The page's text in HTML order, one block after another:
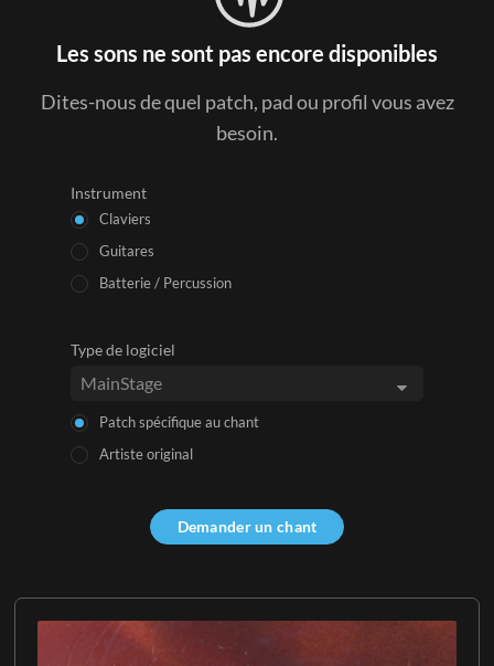
Les sons ne sont pas encore disponibles
Dites-nous de quel patch, pad ou profil vous avez
besoin.
Instrument
Claviers
Guitares
Batterie / Percussion
Type de logiciel
Patch spécifique au chant
Artiste original
Demander un chant